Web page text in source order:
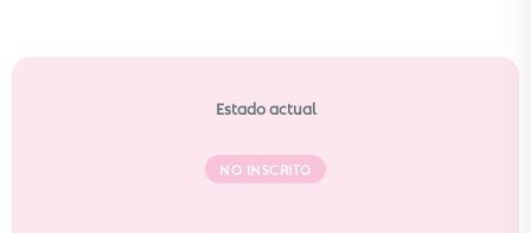
Estado actual
NO INSCRITO